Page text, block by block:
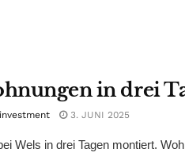
in drei
3. JUNI 2025
Wels in drei Tagen montiert.